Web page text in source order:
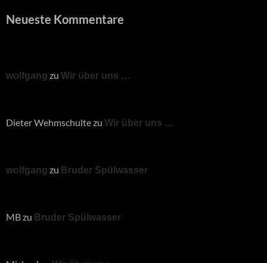
Neueste Kommentare
wolfgang zu Wir über uns …
Dieter Wehmschultezu Wir über uns …
wolfgang zu Bruder Spülwasser
MBzu Bruder Spülwasser